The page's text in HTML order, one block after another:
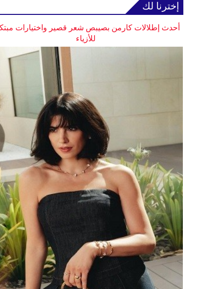
إخترنا لك
أحدث إطلالات كارمن بصيبص شعر قصير واختيارات
للأزياء